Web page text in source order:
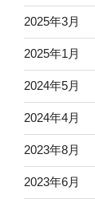
2025年3月
2025年1月
2024年5月
2024年4月
2023年8月
2023年6月